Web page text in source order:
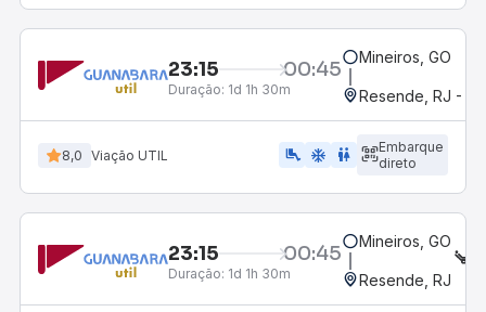
23:15 00:45
Duração: 1d 1h 30m
Mineiros, GO
Resende, RJ -
8,0 Viação UTIL airline_seat_legroom_extra ac_unit WC
Embarque
direto
23:15 00:45
Duração: 1d 1h 30m
Mineiros, GO
Resende, RJ